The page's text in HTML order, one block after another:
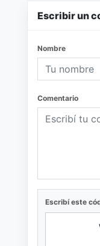
Escribir un
Nombre
Comentario
Escribí este